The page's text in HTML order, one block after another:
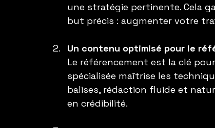
une stratégie pertinente. Cela
but précis : augmenter votre
Un contenu optimisé pour le
Le référencement est la clé
spécialisée maîtrise les
balises, rédaction fluide et
en crédibilité.